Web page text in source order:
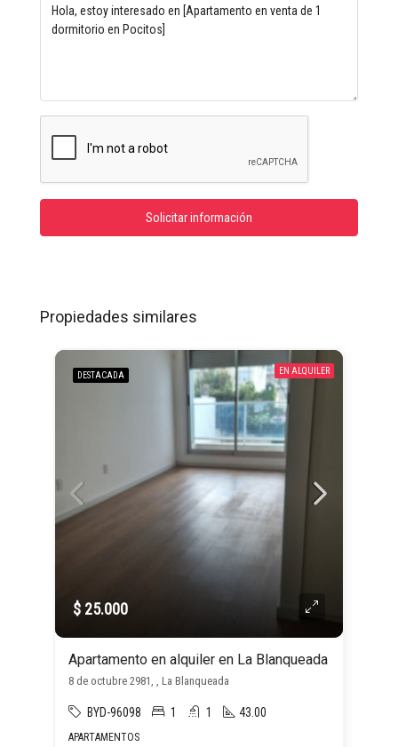
Solicitar información
Propiedades similares
DESTACADA EN ALQUILER
$ 25.000
Apartamento en alquiler en La Blanqueada
8 de octubre 2981, , La Blanqueada
BYD-96098 1 1 43.00
APARTAMENTOS